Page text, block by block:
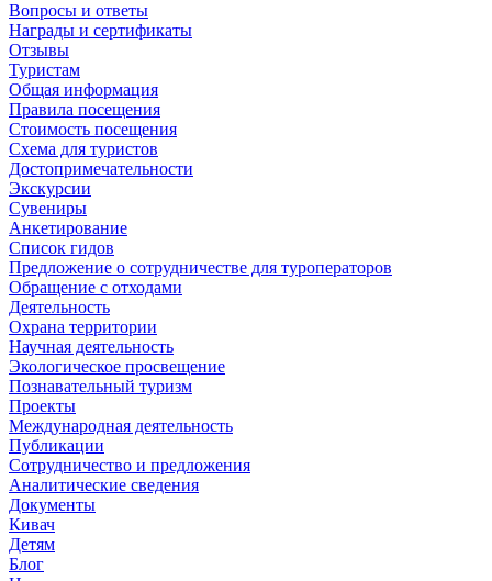
Вопросы и ответы
Награды и сертификаты
Отзывы
Туристам
Общая информация
Правила посещения
Стоимость посещения
Схема для туристов
Достопримечательности
Экскурсии
Сувениры
Анкетирование
Список гидов
Предложение о сотрудничестве для туроператоров
Обращение с отходами
Деятельность
Охрана территории
Научная деятельность
Экологическое просвещение
Познавательный туризм
Проекты
Международная деятельность
Публикации
Сотрудничество и предложения
Аналитические сведения
Документы
Кивач
Детям
Блог